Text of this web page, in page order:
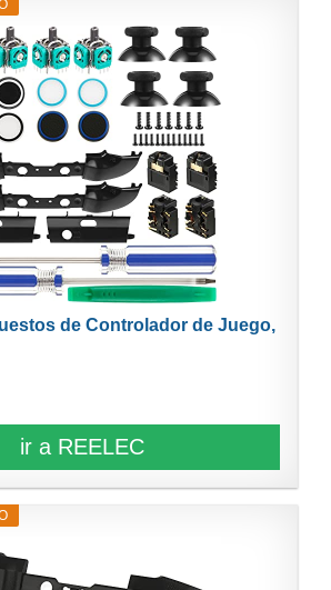
de Controlador de Juego,
ir a REELEC